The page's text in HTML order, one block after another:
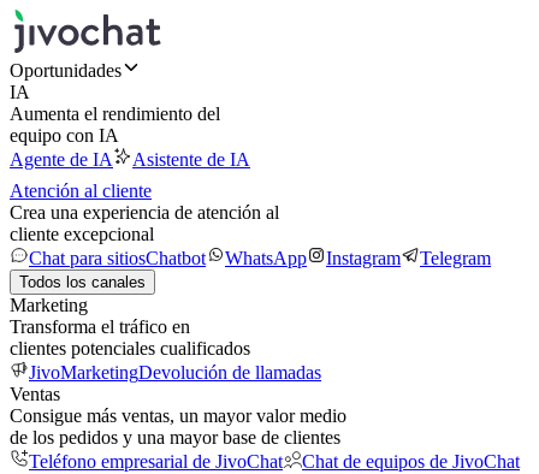
Oportunidades
IA
Aumenta el rendimiento del
equipo con IA
Agente de IA
Asistente de IA
Atención al cliente
Crea una experiencia de atención al
cliente excepcional
Chat para sitiosChatbot WhatsApp Instagram Telegram
Todos los canales
Marketing
Transforma el tráfico en
clientes potenciales cualificados
JivoMarketingDevolución de llamadas
Ventas
Consigue más ventas, un mayor valor medio
de los pedidos y una mayor base de clientes
Teléfono empresarial de JivoChat
Chat de equipos de JivoChat